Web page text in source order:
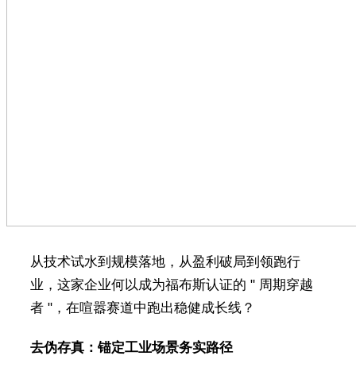
从技术试水到规模落地，从盈利破局到领跑行
业，这家企业何以成为福布斯认证的 " 周期穿越
者 "，在喧嚣赛道中跑出稳健成长线？
去伪存真：锚定工业场景务实路径